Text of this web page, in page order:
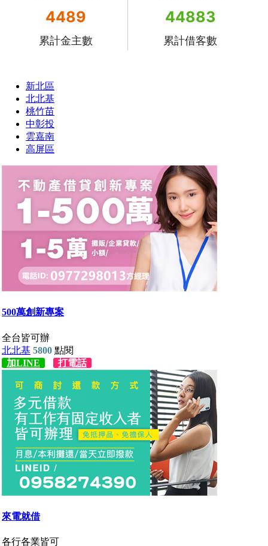
4489
累計金主數
44883
累計借客數